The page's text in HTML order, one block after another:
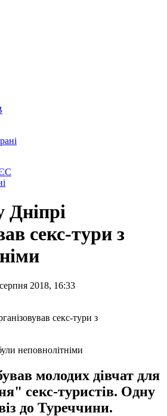
Дніпрі
секс-тури з
2018, 16:33
неповнолітніми
молодих дівчат для
секс-туристів. Одну
до Туреччини.